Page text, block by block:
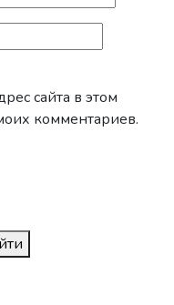
сайта в этом
комментариев.